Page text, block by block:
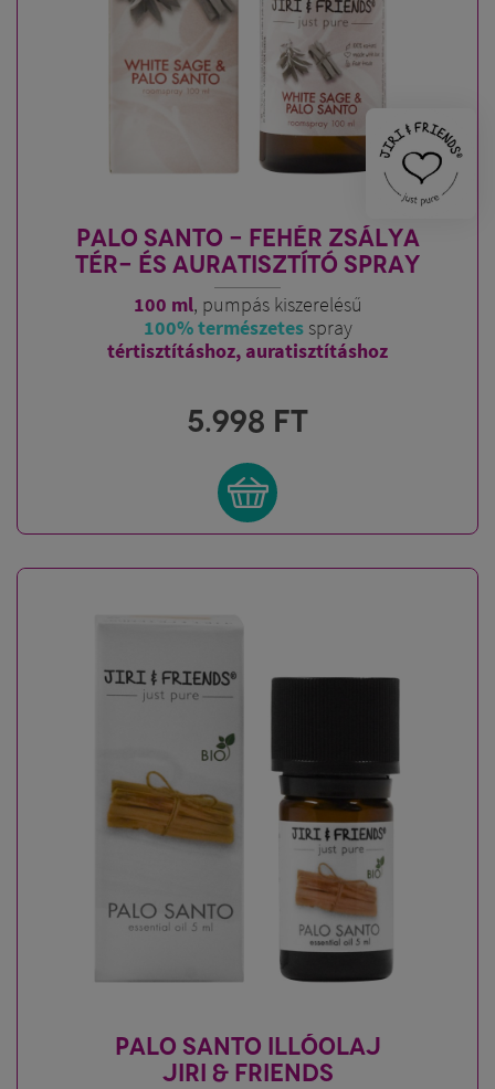
PALO SANTO - FEHÉR ZSÁLYA
TÉR- ÉS AURATISZTÍTÓ SPRAY
100 ml, pumpás kiszerelésű
100% természetesspray
tértisztításhoz, auratisztításhoz
5.998 FT
PALO SANTO ILLÓOLAJ
JIRI & FRIENDS